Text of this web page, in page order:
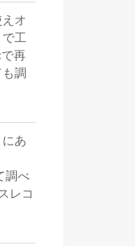
オ
工
再
調
あ
調べ
レコ